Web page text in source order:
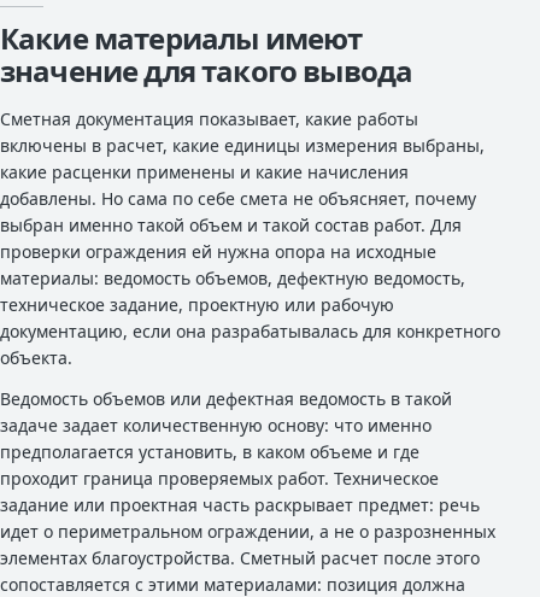
Какие материалы имеют
значение для такого вывода
Сметная документация показывает, какие работы
включены в расчет, какие единицы измерения выбраны,
какие расценки применены и какие начисления
добавлены. Но сама по себе смета не объясняет, почему
выбран именно такой объем и такой состав работ. Для
проверки ограждения ей нужна опора на исходные
материалы: ведомость объемов, дефектную ведомость,
техническое задание, проектную или рабочую
документацию, если она разрабатывалась для конкретного
объекта.
Ведомость объемов или дефектная ведомость в такой
задаче задает количественную основу: что именно
предполагается установить, в каком объеме и где
проходит граница проверяемых работ. Техническое
задание или проектная часть раскрывает предмет: речь
идет о периметральном ограждении, а не о разрозненных
элементах благоустройства. Сметный расчет после этого
сопоставляется с этими материалами: позиция должна